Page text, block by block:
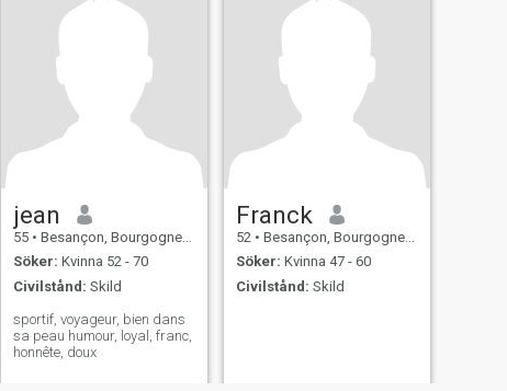
jean
55 • Besançon, Bourgogne-Franche-Comté, Frankrike
Söker: Kvinna 52 - 70
Civilstånd: Skild
sportif, voyageur, bien dans
sa peau humour, loyal, franc,
honnête, doux
Franck
52 • Besançon, Bourgogne-Franche-Comté, Frankrike
Söker: Kvinna 47 - 60
Civilstånd: Skild